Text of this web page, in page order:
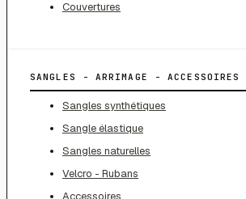
Couvertures
SANGLES - ARRIMAGE - ACCESSOIRES
Sangles synthétiques
Sangle élastique
Sangles naturelles
Velcro - Rubans
Accessoires